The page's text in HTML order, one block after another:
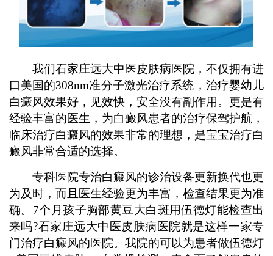
我们石家庄远大中医皮肤病医院，不仅拥有进
口美国的308nm准分子激光治疗系统，治疗婴幼儿
白癜风效果好，见效快，安全没有副作用。更是有
经验丰富的医生，为白癜风患者的治疗保驾护航，
临床治疗白癜风的效果非常的理想，是宝宝治疗白
癜风非常合适的选择。
专科医院专治白癜风的诊治设备更新换代也更
为及时，而且医生经验更为丰富，检查结果更为准
确。7个月孩子胸部黄豆大白斑用伍德灯能检查出
来吗?石家庄远大中医皮肤病医院就是这样一家专
门治疗白癜风的医院。我院的可以为患者做伍德灯